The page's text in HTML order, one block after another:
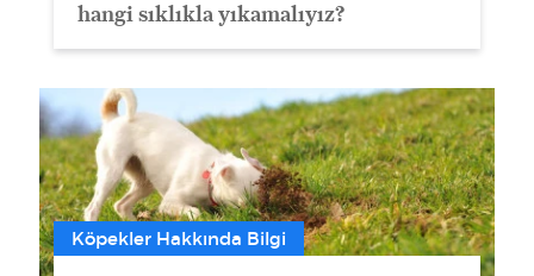
hangi sıklıkla yıkamalıyız?
Köpekler Hakkında Bilgi